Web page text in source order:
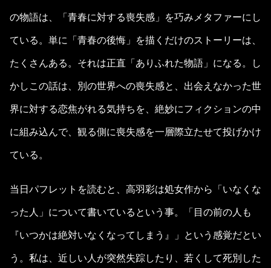
の物語は、「青春に対する喪失感」を巧みメタファーにし
ている。単に「青春の後悔」を描くだけのストーリーは、
たくさんある。それは正直「ありふれた物語」になる。し
かしこの話は、別の世界への喪失感と、出会えなかった世
界に対する恋焦がれる気持ちを、絶妙にフィクションの中
に組み込んで、観る側に喪失感を一層際立たせて投げかけ
ている。
当日パフレットを読むと、高羽彩は処女作から「いなくな
った人」について書いているという事。「目の前の人も
『いつかは絶対いなくなってしまう』」という感覚だとい
う。私は、近しい人が突然失踪したり、若くして死別した